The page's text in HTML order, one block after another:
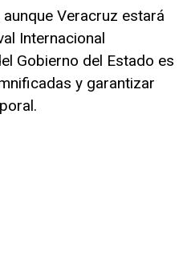
Veracruz estará
Internacional
Gobierno del Estado es
y garantizar